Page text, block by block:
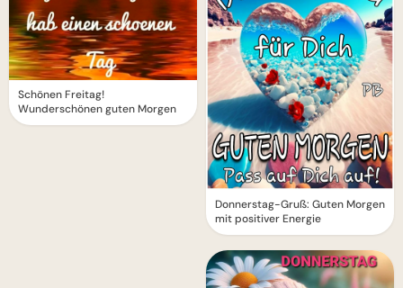
Schönen Freitag!
Wunderschönen guten Morgen
Donnerstag-Gruß: Guten Morgen
mit positiver Energie